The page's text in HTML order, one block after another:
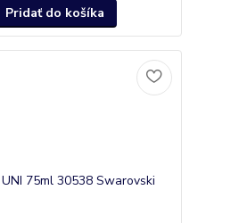
Pridať do košíka